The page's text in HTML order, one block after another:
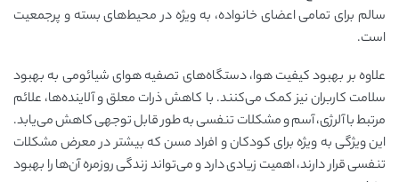
سالم برای تمامی اعضای خانواده، به ویژه در محیط‌های بسته و پرجمعیت
است.
علاوه بر بهبود کیفیت هوا، دستگاه‌های تصفیه هوای شیائومی به بهبود
سلامت کاربران نیز کمک می‌کنند. با کاهش ذرات معلق و آلاینده‌ها، علائم
مرتبط با آلرژی، آسم و مشکلات تنفسی به طور قابل توجهی کاهش می‌یابد.
این ویژگی به ویژه برای کودکان و افراد مسن که بیشتر در معرض مشکلات
تنفسی قرار دارند، اهمیت زیادی دارد و می‌تواند زندگی روزمره آن‌ها را بهبود